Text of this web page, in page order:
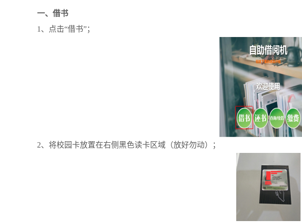
一、借书
1、点击“借书”；
2、将校园卡放置在右侧黑色读卡区域（放好勿动）；